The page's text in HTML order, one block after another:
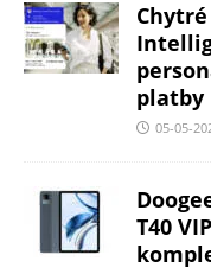
platby
05-05-
T40